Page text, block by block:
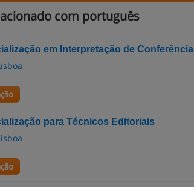
com português
em Interpretação de Conferência
para Técnicos Editoriais